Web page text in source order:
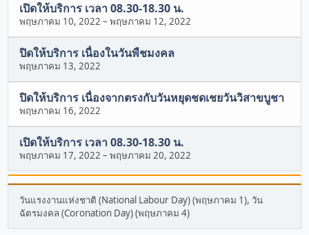
เปิดให้บริการ เวลา 08.30-18.30 น.
พฤษภาคม 10, 2022 –พฤษภาคม 12, 2022
ปิดให้บริการ เนื่องในวันพืชมงคล
พฤษภาคม 13, 2022
ปิดให้บริการ เนื่องจากตรงกับวันหยุดชดเชยวันวิสาขบูชา
พฤษภาคม 16, 2022
เปิดให้บริการ เวลา 08.30-18.30 น.
พฤษภาคม 17, 2022 –พฤษภาคม 20, 2022
วันแรงงานแห่งชาติ (National Labour Day) (พฤษภาคม 1), วัน
ฉัตรมงคล (Coronation Day) (พฤษภาคม 4)